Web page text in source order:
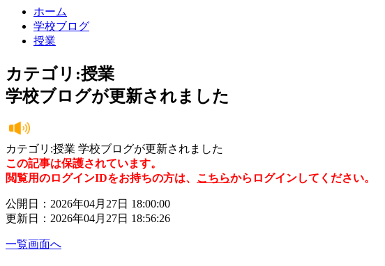
ホーム
学校ブログ
授業
カテゴリ:授業
学校ブログが更新されました
カテゴリ:授業 学校ブログが更新されました
この記事は保護されています。
閲覧用のログインIDをお持ちの方は、 こちらからログインしてください。
公開日：2026年04月27日 18:00:00
更新日：2026年04月27日 18:56:26
一覧画面へ